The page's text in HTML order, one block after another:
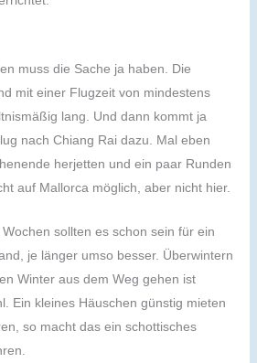
muss die Sache ja haben. Die
mit einer Flugzeit von mindestens
lang. Und dann kommt ja
nach Chiang Rai dazu. Mal eben
herjetten und ein paar Runden
auf Mallorca möglich, aber nicht hier.
sollten es schon sein für ein
je länger umso besser. Überwintern
Winter aus dem Weg gehen ist
Ein kleines Häuschen günstig mieten
so macht das ein schottisches